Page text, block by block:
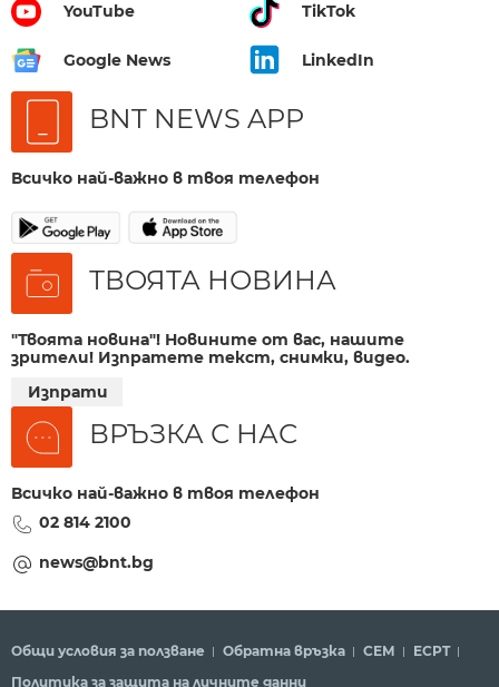
YouTube TikTok
Google News LinkedIn
BNT NEWS APP
Всичко най-важно в твоя телефон
ТВОЯТА НОВИНА
"Твоята новина"! Новините от вас, нашите
зрители! Изпратете текст, снимки, видео.
Изпрати
ВРЪЗКА С НАС
Всичко най-важно в твоя телефон
02 814 2100
news@bnt.bg
Общи условия за ползване Обратна връзка СЕМ
ECPT
Политика за защита на личните данни